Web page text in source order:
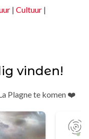
| Cultuur |
vinden!
Plagne te komen ❤️